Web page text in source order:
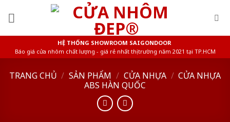
HỆ THỐNG SHOWROOM SAIGONDOOR
Báo giá cửa nhôm chất lượng - giá rẻ nhất thị trường năm 2021 tại TP.HCM
TRANG CHỦ / SẢN PHẨM / CỬA NHỰA / CỬA NHỰA
ABS HÀN QUỐC